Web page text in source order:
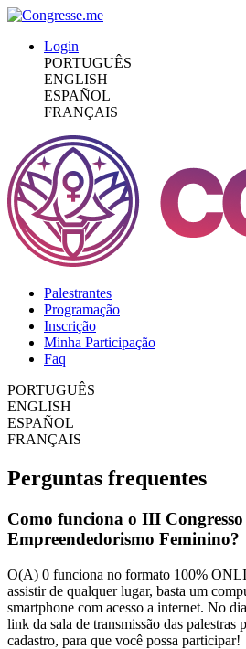
Login
PORTUGUÊS
ENGLISH
ESPAÑOL
FRANÇAIS
Palestrantes
Programação
Inscrição
Minha Participação
Faq
PORTUGUÊS
ENGLISH
ESPAÑOL
FRANÇAIS
Perguntas frequentes
Como funciona o III
Empreendedorismo Feminino?
O(A) 0 funciona no formato 100%
assistir de qualquer lugar, basta um
smartphone com acesso a internet. No
link da sala de transmissão das palestras
cadastro, para que você possa participar!